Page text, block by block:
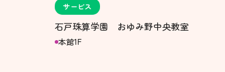
サービス
石戸珠算学園 おゆみ野中央教室
本館1F